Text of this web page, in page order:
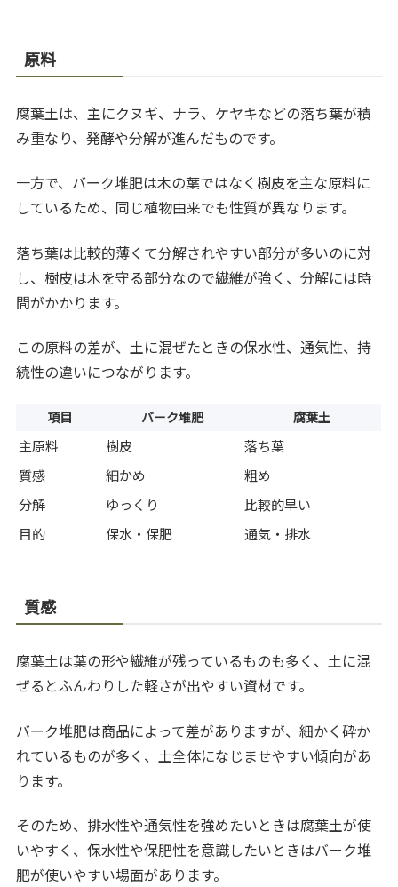
原料
腐葉土は、主にクヌギ、ナラ、ケヤキなどの落ち葉が積
み重なり、発酵や分解が進んだものです。
一方で、バーク堆肥は木の葉ではなく樹皮を主な原料に
しているため、同じ植物由来でも性質が異なります。
落ち葉は比較的薄くて分解されやすい部分が多いのに対
し、樹皮は木を守る部分なので繊維が強く、分解には時
間がかかります。
この原料の差が、土に混ぜたときの保水性、通気性、持
続性の違いにつながります。
項目 バーク堆肥 腐葉土
主原料 樹皮
落ち葉
質感
細かめ
粗め
分解
ゆっくり
比較的早い
目的
保水・保肥 通気・排水
質感
腐葉土は葉の形や繊維が残っているものも多く、土に混
ぜるとふんわりした軽さが出やすい資材です。
バーク堆肥は商品によって差がありますが、細かく砕か
れているものが多く、土全体になじませやすい傾向があ
ります。
そのため、排水性や通気性を強めたいときは腐葉土が使
いやすく、保水性や保肥性を意識したいときはバーク堆
肥が使いやすい場面があります。